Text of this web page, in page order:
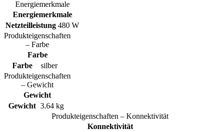
Energiemerkmale
Energiemerkmale
Netzteilleistung 480 W
Produkteigenschaften
– Farbe
Farbe
Farbe
silber
Produkteigenschaften
– Gewicht
Gewicht
Gewicht 3.64 kg
Produkteigenschaften – Konnektivität
Konnektivität